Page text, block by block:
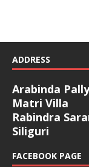
ADDRESS
Arabinda Pally
Matri Villa
Rabindra
Siliguri
FACEBOOK PAGE